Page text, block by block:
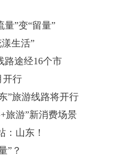
量”变“留量”
生活”
路途经16个市
开行
”旅游线路将开行
旅游”新消费场景
：山东！
”？